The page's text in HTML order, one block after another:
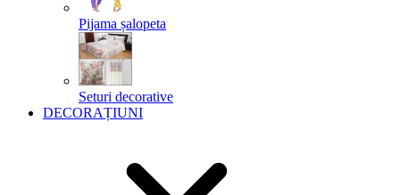
Pijama șalopeta
Seturi decorative
DECORAȚIUNI